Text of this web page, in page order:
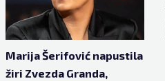
Marija Šerifović napustila
žiri Zvezda Granda,